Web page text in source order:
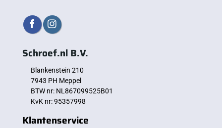
Schroef.nl B.V.
Blankenstein 210
7943 PH Meppel
BTW nr: NL867099525B01
KvK nr: 95357998
Klantenservice